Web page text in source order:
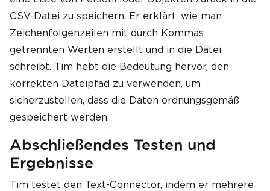
CSV-Datei zu speichern. Er erklärt, wie man
Zeichenfolgenzeilen mit durch Kommas
getrennten Werten erstellt und in die Datei
schreibt. Tim hebt die Bedeutung hervor, den
korrekten Dateipfad zu verwenden, um
sicherzustellen, dass die Daten ordnungsgemäß
gespeichert werden.
Abschließendes Testen und
Ergebnisse
Tim testet den Text-Connector, indem er mehrere